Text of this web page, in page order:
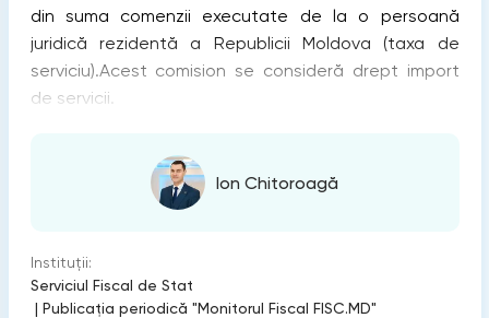
din suma comenzii executate de la o persoană
juridică rezidentă a Republicii Moldova (taxa de
serviciu).Acest comision se consideră drept import
de servicii.
Ion Chitoroagă
Instituții:
Serviciul Fiscal de Stat
| Publicaţia periodică "Monitorul Fiscal FISC.MD"